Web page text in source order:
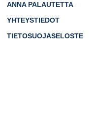
ANNA PALAUTETTA
YHTEYSTIEDOT
TIETOSUOJASELOSTE